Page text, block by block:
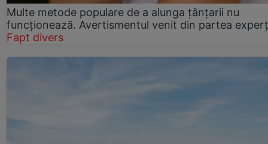
Multe metode populare de a alunga țânțarii nu
funcționează. Avertismentul venit din partea
Fapt divers